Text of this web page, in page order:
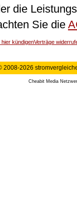
die
Sie die
hier kündigenVerträge
2008-2026
Cheabit Media